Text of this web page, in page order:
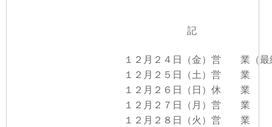
記
１２月２４日（金）営 業（最
１２月２５日（土） 営 業
１２月２６日（日）休 業
１２月２７日（月）営 業
１２月２８日（火）営 業